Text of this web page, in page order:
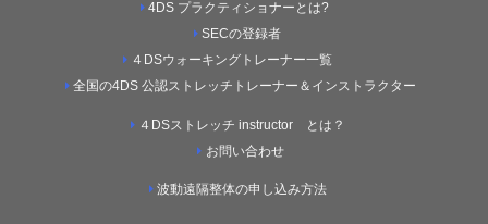
4DS プラクティショナーとは?
SECの登録者
４DSウォーキングトレーナー一覧
全国の4DS 公認ストレッチトレーナー＆インストラクター
４DSストレッチ instructor とは？
お問い合わせ
波動遠隔整体の申し込み方法